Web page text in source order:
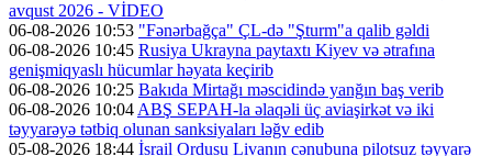
avqust 2026 - VİDEO
06-08-2026 10:53 "Fənərbağça" ÇL-də "Şturm"a qalib gəldi
06-08-2026 10:45 Rusiya Ukrayna paytaxtı Kiyev və ətrafına
genişmiqyaslı hücumlar həyata keçirib
06-08-2026 10:25 Bakıda Mirtağı məscidində yanğın baş verib
06-08-2026 10:04 ABŞ SEPAH-la əlaqəli üç aviaşirkət və iki
təyyarəyə tətbiq olunan sanksiyaları ləğv edib
05-08-2026 18:44 İsrail Ordusu Livanın cənubuna pilotsuz təyyarə